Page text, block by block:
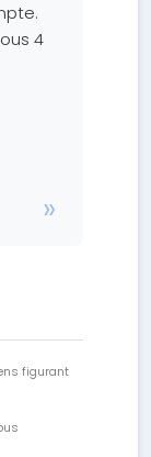
4
figurant